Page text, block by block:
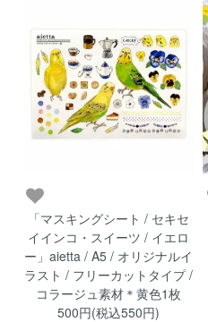
「マスキングシート / セキセ
イインコ・スイーツ / イエロ
ー」aietta / A5 / オリジナルイ
ラスト / フリーカットタイプ /
コラージュ素材＊黄色1枚
500円(税込550円)